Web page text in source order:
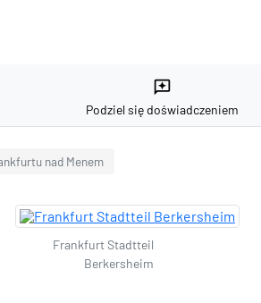
reviews
Podziel się doświadczeniem
nad Menem
Frankfurt Stadtteil
Berkersheim